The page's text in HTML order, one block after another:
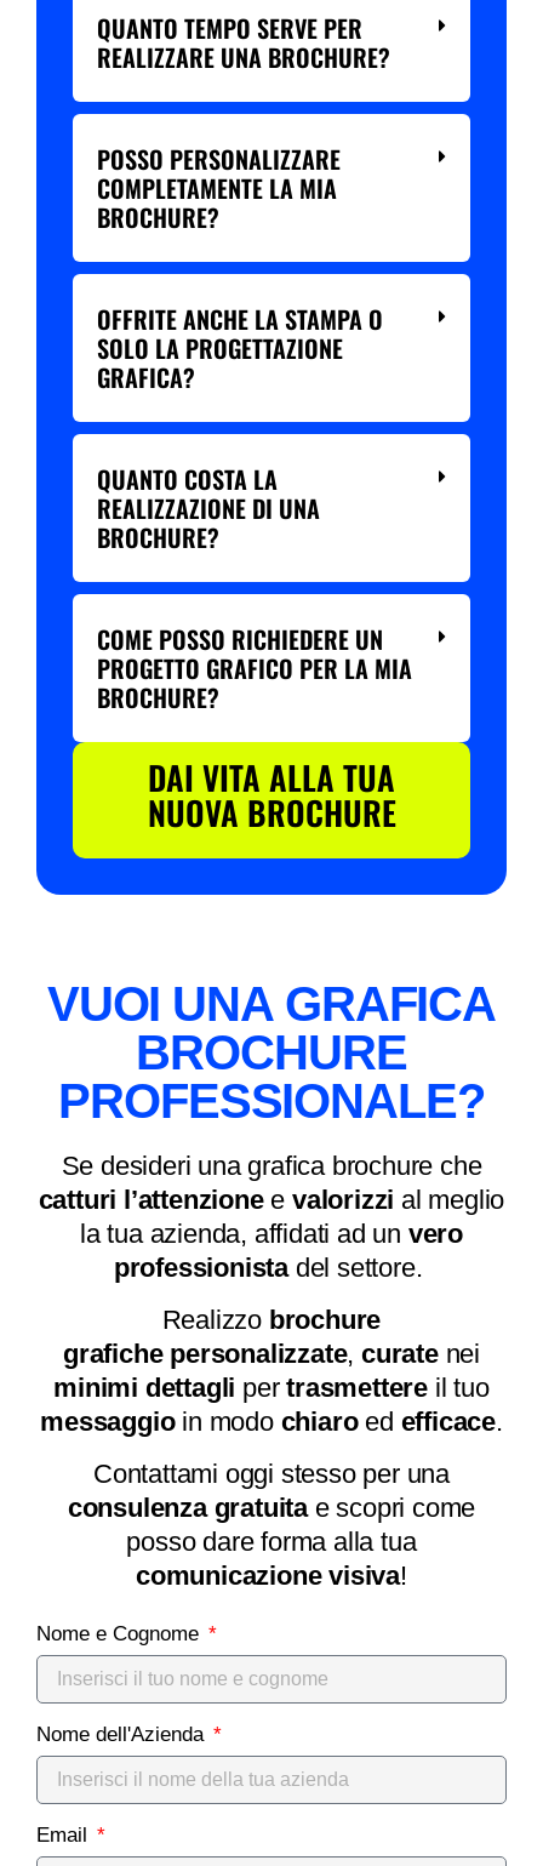
QUANTO TEMPO SERVE PER
REALIZZARE UNA BROCHURE?
POSSO PERSONALIZZARE
COMPLETAMENTE LA MIA
BROCHURE?
OFFRITE ANCHE LA STAMPA O
SOLO LA PROGETTAZIONE
GRAFICA?
QUANTO COSTA LA
REALIZZAZIONE DI UNA
BROCHURE?
COME POSSO RICHIEDERE UN
PROGETTO GRAFICO PER LA MIA
BROCHURE?
DAI VITA ALLA TUA
NUOVA BROCHURE
VUOI UNA GRAFICA
BROCHURE
PROFESSIONALE?
Se desideri una grafica brochure che
catturi l’attenzioneevalorizzi al meglio
la tua azienda, affidati ad un vero
professionistadel settore.
Realizzo brochure
grafiche personalizzate, curatenei
minimi dettagli pertrasmettere il tuo
messaggioin modo chiaroed efficace.
Contattami oggi stesso per una
consulenza gratuitae scopri come
posso dare forma alla tua
comunicazione visiva!
Nome e Cognome
Nome dell'Azienda
Email